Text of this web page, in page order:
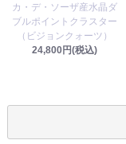
カ・デ・ソーザ産水晶ダ
ブルポイントクラスター
（ビジョンクォーツ）
24,800円(税込)